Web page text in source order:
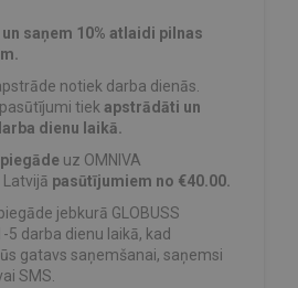
saņem 10% atlaidi pilnas
notiek darba dienās.
tiek apstrādāti un
dienu laikā.
uz OMNIVA
pasūtījumiem no €40.00.
jebkurā GLOBUSS
5 darba dienu laikā, kad
gatavs saņemšanai, saņemsi
SMS.